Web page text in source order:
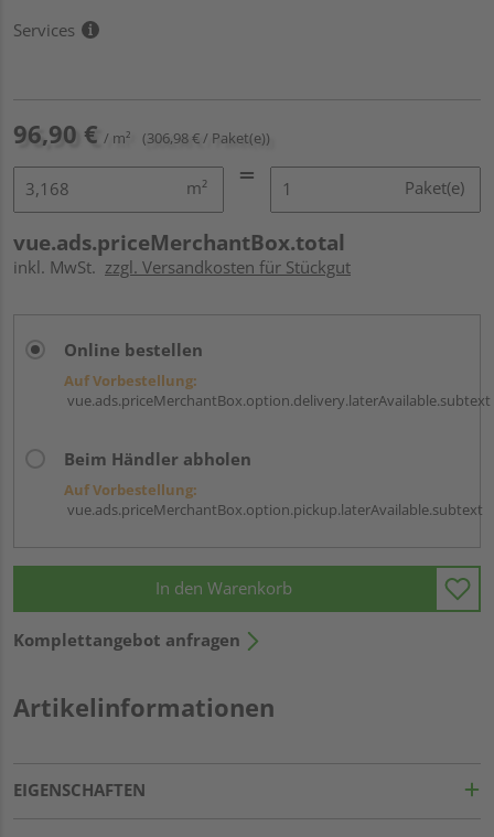
Services
96,90 € / m² (306,98 € / Paket(e))
m² Paket(e)
vue.ads.priceMerchantBox.total
inkl. MwSt. zzgl. Versandkosten für Stückgut
Online bestellen
Auf Vorbestellung:
vue.ads.priceMerchantBox.option.delivery.laterAvailable.subtext
Beim Händler abholen
Auf Vorbestellung:
vue.ads.priceMerchantBox.option.pickup.laterAvailable.subtext
In den Warenkorb
Komplettangebot anfragen
Artikelinformationen
EIGENSCHAFTEN